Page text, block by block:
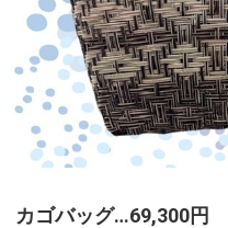
カゴバッグ…69,300円